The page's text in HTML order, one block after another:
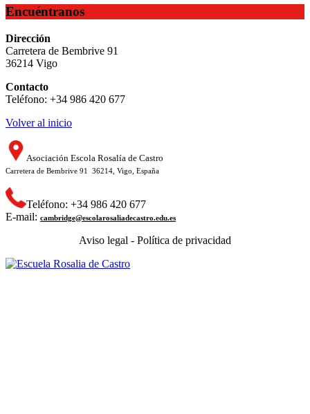
Encuéntranos
Dirección
Carretera de Bembrive 91
36214 Vigo
Contacto
Teléfono: +34 986 420 677
Volver al inicio
Asociación Escola Rosalía de Castro
Carretera de Bembrive 91 36214, Vigo, España
Teléfono: +34 986 420 677
E-mail: cambridge@escolarosaliadecastro.edu.es
Aviso legal - Política de privacidad